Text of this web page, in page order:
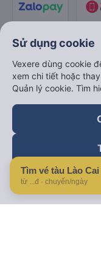
Tìm vé tàu Lào
từ ...đ · chuyến/ngày
Sử dụng cookie
Vexere dùng cookie
xem chi tiết hoặc
Quản lý cookie. Tìm